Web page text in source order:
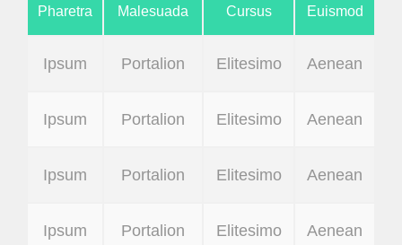
Pharetra Malesuada Cursus Euismod
Ipsum Portalion Elitesimo Aenean
Ipsum Portalion Elitesimo Aenean
Ipsum Portalion Elitesimo Aenean
Ipsum Portalion Elitesimo Aenean